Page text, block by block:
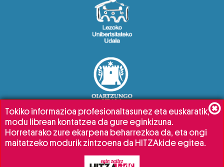
Tokiko informazioa profesionaltasunez eta euskaratik,
modu librean kontatzea da gure eginkizuna.
Horretarako zure ekarpena beharrezkoa da, eta ongi
maitatzeko modurik zintzoena da HITZAkide egitea.